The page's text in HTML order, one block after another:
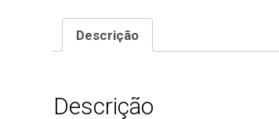
Descrição
Descrição